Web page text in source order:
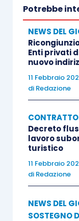
autonomi,
malattia
interventi
Centro Studi
ti consiglia:
Potrebbe
NEWS DEL
Enti privati
nuovo
11 Febbraio
di Redazione
Decreto
lavoro
turistico
11 Febbraio
di Redazione
NEWS DEL
SOSTEGNO